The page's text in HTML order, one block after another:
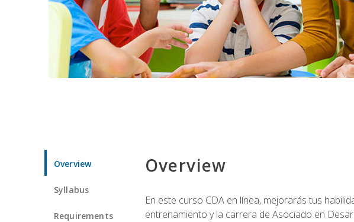
Overview
Syllabus
Requirements
Overview
En este curso CDA en línea, mejorarás tus
entrenamiento y la carrera de Asociado en